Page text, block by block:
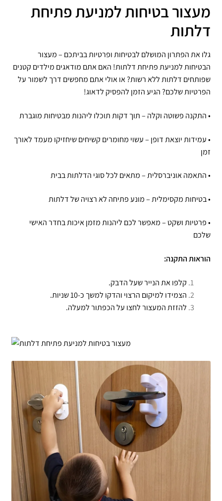
מעצור בטיחות למניעת פתיחת
דלתות
גלו את הפתרון המושלם לבטיחות ופרטיות בביתכם – מעצור
הבטיחות למניעת פתיחת דלתות! האם אתם מודאגים מילדים קטנים
שפותחים דלתות ללא רשות? או אולי אתם מחפשים דרך לשמור על
הפרטיות שלכם? הגיע הזמן להפסיק לדאוג!
• התקנה פשוטה וקלה – תוך דקות תוכלו ליהנות מבטיחות מוגברת
• עמידות יוצאת דופן – עשוי מחומרים קשיחים שיחזיקו מעמד לאורך
זמן
• התאמה אוניברסלית – מתאים לכל סוגי הדלתות בבית
• בטיחות מקסימלית – מונע פתיחה לא רצויה של דלתות
• פרטיות ושקט – מאפשר לכם ליהנות מזמן איכות בחדר האישי
שלכם
הוראות התקנה:
קלפו את הנייר שעל הדבק.
הצמידו למיקום הרצוי והדקו למשך כ-10 שניות.
להזזת המעצור לחצו על הכפתור למעלה.